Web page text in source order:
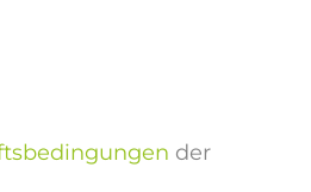
der